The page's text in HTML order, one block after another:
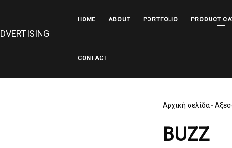
HOME ABOUT PORTFOLIO PRODUCT
CONTACT
Αρχική σελίδα -
BUZZ